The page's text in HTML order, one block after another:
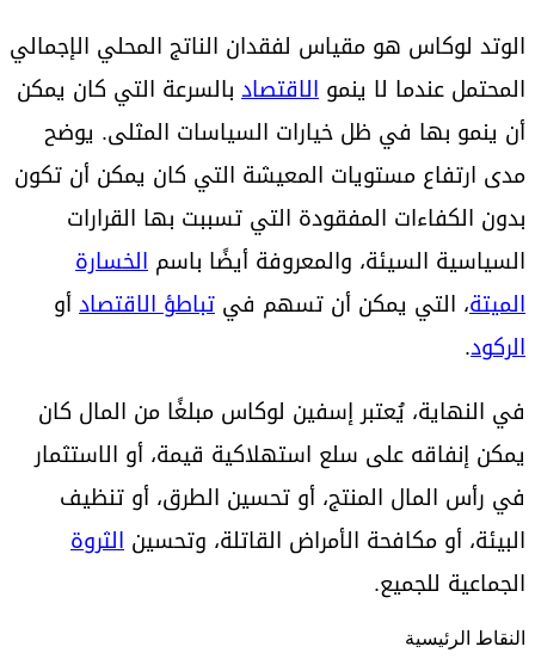
الوتد لوكاس هو مقياس لفقدان الناتج المحلي الإجمالي
المحتمل عندما لا ينمو الاقتصاد بالسرعة التي كان يمكن
أن ينمو بها في ظل خيارات السياسات المثلى. يوضح
مدى ارتفاع مستويات المعيشة التي كان يمكن أن تكون
بدون الكفاءات المفقودة التي تسببت بها القرارات
السياسية السيئة، والمعروفة أيضًا باسم الخسارة
الميتة، التي يمكن أن تسهم في تباطؤ الاقتصادأو
الركود.
في النهاية، يُعتبر إسفين لوكاس مبلغًا من المال كان
يمكن إنفاقه على سلع استهلاكية قيمة، أو الاستثمار
في رأس المال المنتج، أو تحسين الطرق، أو تنظيف
البيئة، أو مكافحة الأمراض القاتلة، وتحسين الثروة
الجماعية للجميع.
النقاط الرئيسية